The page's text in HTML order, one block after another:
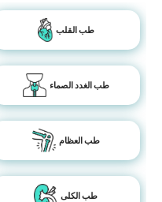
طب القلب
طب الغدد الصماء
طب العظام
طب الكلى